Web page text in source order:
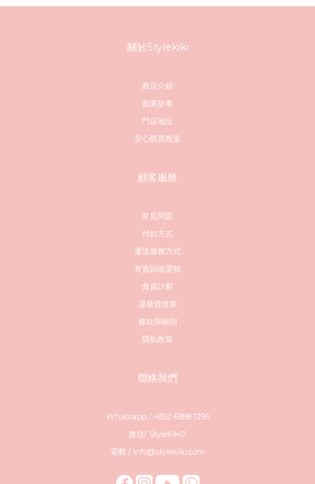
關於Stylekiki
商店介紹
創業故事
門店地址
安心購買政策
顧客服務
常見問題
付款方式
運送服務方式
寄賣回收需知
會員計劃
退換貨政策
條款與細則
隱私政策
聯絡我們
Whatsapp / +852-6888 1295
微信/ Stylekiki2
電郵 / info@stylekiki.com